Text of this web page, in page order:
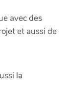
avec des
et aussi de
la